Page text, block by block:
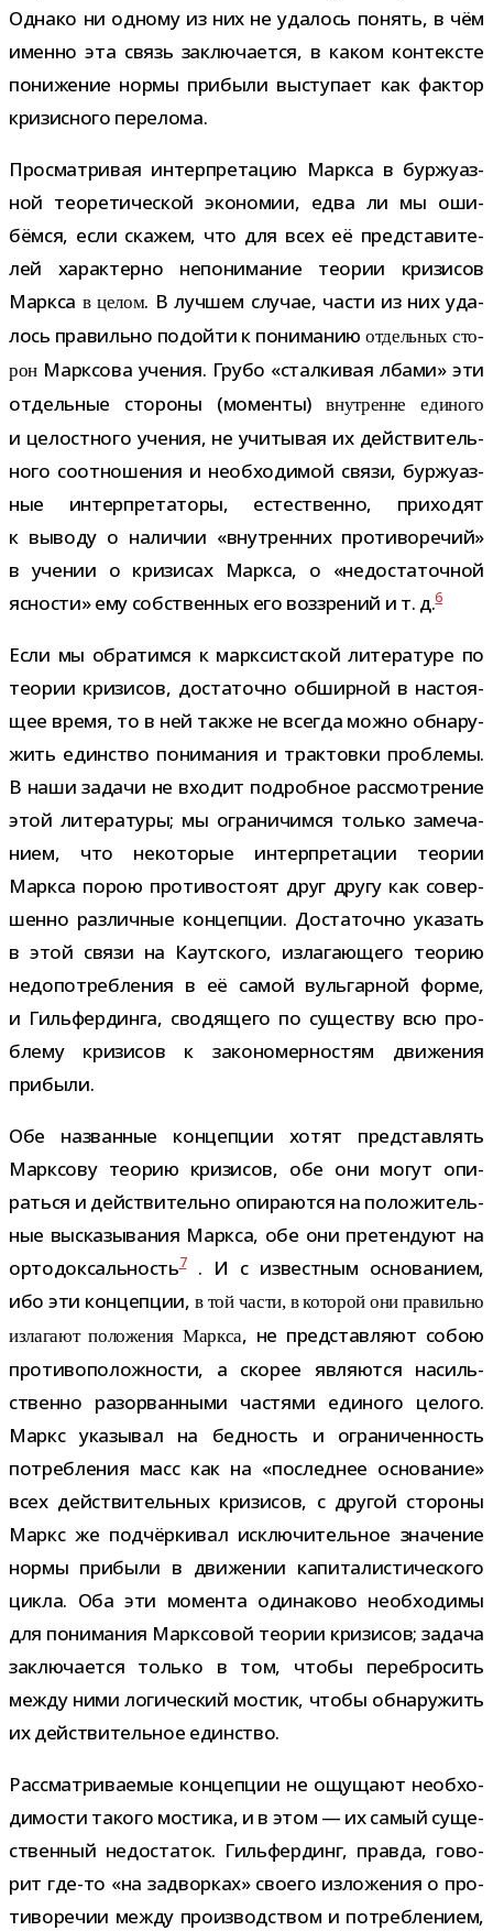
Однако ни одному из них не уда­лось понять, в чём
именно эта связь заклю­ча­ется, в каком кон­тек­сте
пони­же­ние нормы при­были высту­пает как фак­тор
кри­зис­ного перелома.
Просматривая интер­пре­та­цию Маркса в бур­жу­аз­
ной тео­ре­ти­че­ской эко­но­мии, едва ли мы оши­
бёмся, если ска­жем, что для всех её пред­ста­ви­те­
лей харак­терно непо­ни­ма­ние тео­рии кри­зи­сов
Маркса в целом. В луч­шем слу­чае, части из них уда­
лось пра­вильно подойти к пони­ма­ниюотдель­ных сто­
ронМарксова уче­ния. Грубо «стал­ки­вая лбами» эти
отдель­ные сто­роны (моменты)внут­ренне еди­ного
и целост­ного уче­ния, не учи­ты­вая их дей­стви­тель­
ного соот­но­ше­ния и необ­хо­ди­мой связи, бур­жу­аз­
ные интер­пре­та­торы, есте­ственно, при­хо­дят
к выводу о нали­чии «внут­рен­них про­ти­во­ре­чий»
в уче­нии о кри­зи­сах Маркса, о «недо­ста­точ­ной
ясно­сти» ему соб­ствен­ных его воз­зре­ний и т. д.6
Если мы обра­тимся к марк­сист­ской лите­ра­туре по
тео­рии кри­зи­сов, доста­точно обшир­ной в насто­я­
щее время, то в ней также не все­гда можно обна­ру­
жить един­ство пони­ма­ния и трак­товки про­блемы.
В наши задачи не вхо­дит подроб­ное рас­смот­ре­ние
этой лите­ра­туры; мы огра­ни­чимся только заме­ча­
нием, что неко­то­рые интер­пре­та­ции тео­рии
Маркса порою про­ти­во­стоят друг другу как совер­
шенно раз­лич­ные кон­цеп­ции. Достаточно ука­зать
в этой связи на Каутского, изла­га­ю­щего тео­рию
недо­по­треб­ле­ния в её самой вуль­гар­ной форме,
и Гильфердинга, сво­дя­щего по суще­ству всю про­
блему кри­зи­сов к зако­но­мер­но­стям дви­же­ния
прибыли.
Обе назван­ные кон­цеп­ции хотят пред­став­лять
Марксову тео­рию кри­зи­сов, обе они могут опи­
раться и дей­стви­тельно опи­ра­ются на поло­жи­тель­
ные выска­зы­ва­ния Маркса, обе они пре­тен­дуют на
орто­док­саль­ность7. И с извест­ным осно­ва­нием,
ибо эти кон­цеп­ции, в той части, в кото­рой они пра­вильно
изла­гают поло­же­ния Маркса, не пред­став­ляют собою
про­ти­во­по­лож­но­сти, а ско­рее явля­ются насиль­
ственно разо­рван­ными частями еди­ного целого.
Маркс ука­зы­вал на бед­ность и огра­ни­чен­ность
потреб­ле­ния масс как на «послед­нее осно­ва­ние»
всех дей­стви­тель­ных кри­зи­сов, с дру­гой сто­роны
Маркс же под­чёр­ки­вал исклю­чи­тель­ное зна­че­ние
нормы при­были в дви­же­нии капи­та­ли­сти­че­ского
цикла. Оба эти момента оди­на­ково необ­хо­димы
для пони­ма­ния Марксовой тео­рии кри­зи­сов; задача
заклю­ча­ется только в том, чтобы пере­бро­сить
между ними логи­че­ский мостик, чтобы обна­ру­жить
их дей­стви­тель­ное единство.
Рассматриваемые кон­цеп­ции не ощу­щают необ­хо­
ди­мо­сти такого мостика, и в этом — их самый суще­
ствен­ный недо­ста­ток. Гильфердинг, правда, гово­
рит где-​то «на задвор­ках» сво­его изло­же­ния о про­
ти­во­ре­чии между про­из­вод­ством и потреб­ле­нием,